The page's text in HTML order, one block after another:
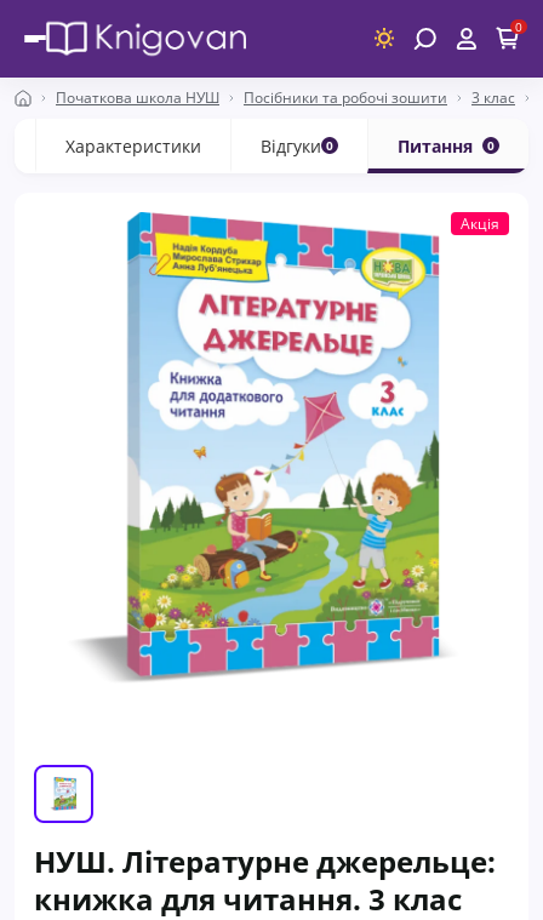
0
Початкова школа НУШ Посібники та робочі зошити 3 клас
Характеристики Відгуки 0 Питання 0
Акція
НУШ. Літературне джерельце:
книжка для читання. 3 клас